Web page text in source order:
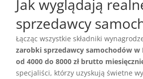
Jak wyglądają
sprzedawcy
Łącząc wszystkie składniki
zarobki sprzedawcy samochodów w
od 4000 do 8000 zł brutto
specjaliści, którzy uzyskują świetne